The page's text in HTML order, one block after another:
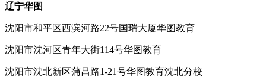
辽宁华图
沈阳市和平区西滨河路22号国瑞大厦华图教育
沈阳市沈河区青年大街114号华图教育
沈阳市沈北新区蒲昌路1-21号华图教育沈北分校